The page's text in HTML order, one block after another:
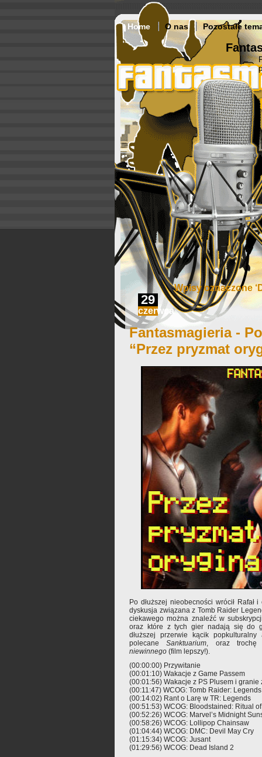
Home O nas Pozostałe
Wpisy oznaczone
29
czerwca
Fantasmagieria -
“Przez pryzmat
Po dłuższej nieobecności wrócił Rafał
dyskusja związana z Tomb Raider
ciekawego można znaleźć w
oraz które z tych gier nadają się do
dłuższej przerwie kącik
polecaneSanktuarium, oraz trochę
niewinnego (film lepszy!).
(00:00:00) Przywitanie
(00:01:10) Wakacje z Game Passem
(00:01:56) Wakacje z PS Plusem i granie
(00:11:47) WCOG: Tomb Raider: Legends
(00:14:02) Rant o Larę w TR: Legends
(00:51:53) WCOG: Bloodstained: Ritual
(00:52:26) WCOG: Marvel’s Midnight
(00:58:26) WCOG: Lollipop Chainsaw
(01:04:44) WCOG: DMC: Devil May Cry
(01:15:34) WCOG: Jusant
(01:29:56) WCOG: Dead Island 2